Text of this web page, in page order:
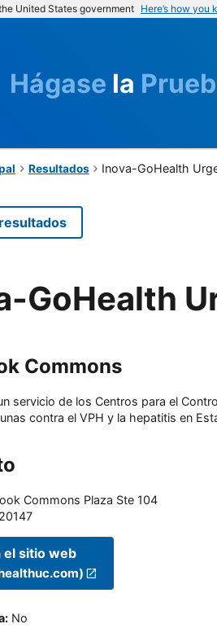
United States government Here’s how you
Hágase la
Resultados Inova-GoHealth
GoHealth
Commons
servicio de los Centros para el
contra el VPH y la hepatitis en
Commons Plaza Ste 104
20147
el sitio web
: No